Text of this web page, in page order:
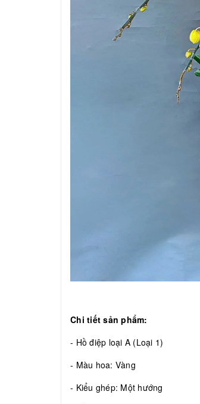
Chi tiết sản phẩm:
- Hồ điệp loại A (Loại 1)
- Màu hoa: Vàng
- Kiểu ghép: Một hướng